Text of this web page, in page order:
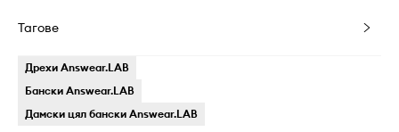
Тагове
Дрехи Answear.LAB
Бански Answear.LAB
Дамски цял бански Answear.LAB